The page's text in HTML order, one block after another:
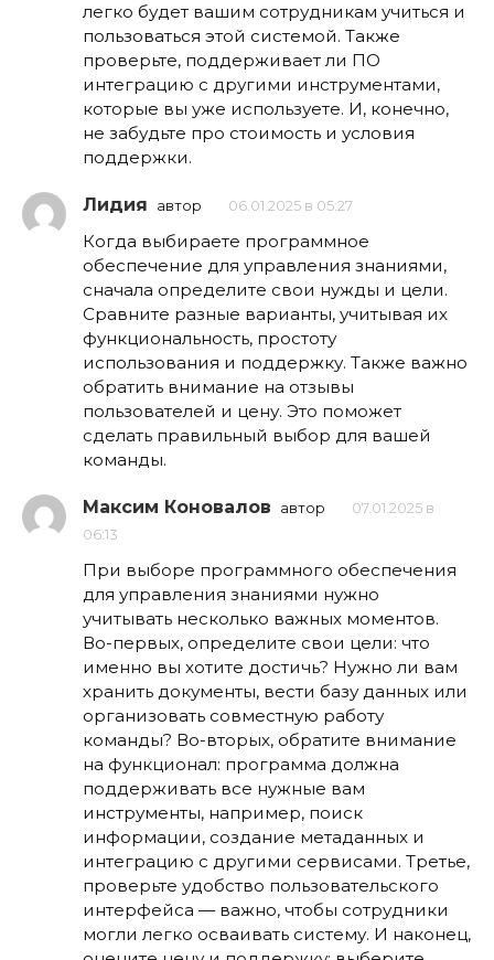
легко будет вашим сотрудникам учиться и
пользоваться этой системой. Также
проверьте, поддерживает ли ПО
интеграцию с другими инструментами,
которые вы уже используете. И, конечно,
не забудьте про стоимость и условия
поддержки.
Лидия автор 06.01.2025 в 05:27
Когда выбираете программное
обеспечение для управления знаниями,
сначала определите свои нужды и цели.
Сравните разные варианты, учитывая их
функциональность, простоту
использования и поддержку. Также важно
обратить внимание на отзывы
пользователей и цену. Это поможет
сделать правильный выбор для вашей
команды.
Максим Коновалов автор
07.01.2025 в
06:13
При выборе программного обеспечения
для управления знаниями нужно
учитывать несколько важных моментов.
Во-первых, определите свои цели: что
именно вы хотите достичь? Нужно ли вам
хранить документы, вести базу данных или
организовать совместную работу
команды? Во-вторых, обратите внимание
на функционал: программа должна
поддерживать все нужные вам
инструменты, например, поиск
информации, создание метаданных и
интеграцию с другими сервисами. Третье,
проверьте удобство пользовательского
интерфейса — важно, чтобы сотрудники
могли легко осваивать систему. И наконец,